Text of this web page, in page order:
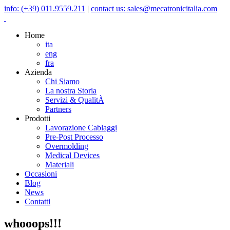
info: (+39) 011.9559.211 | contact us: sales@mecatronicitalia.com
Home
ita
eng
fra
Azienda
Chi Siamo
La nostra Storia
Servizi & QualitÀ
Partners
Prodotti
Lavorazione Cablaggi
Pre-Post Processo
Overmolding
Medical Devices
Materiali
Occasioni
Blog
News
Contatti
whooops!!!